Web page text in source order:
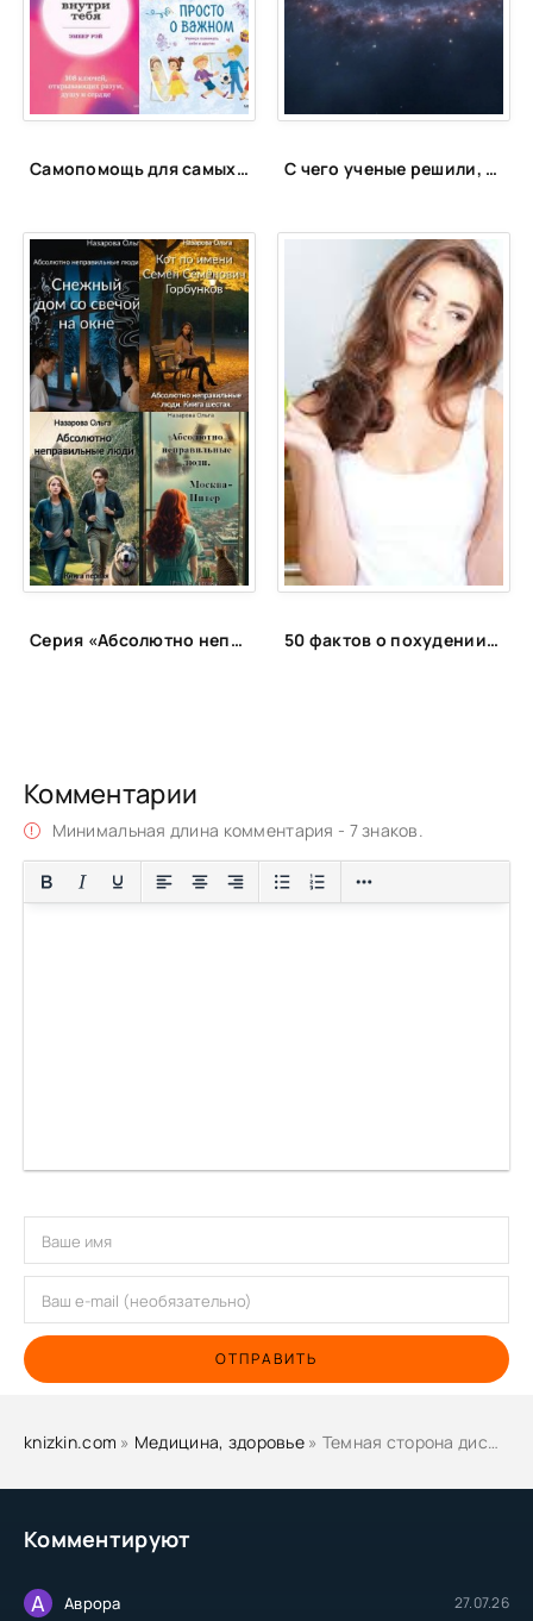
Комментируют
А Аврора 27.07.26
Самопомощь для самых маленьких С чего ученые решили, что существует темная материя? 5 убедительных аргументов
Серия «Абсолютно неправильные люди» 50 фактов о похудении, которые вас удивят
Комментарии
Минимальная длина комментария - 7 знаков.
ОТПРАВИТЬ
knizkin.com » Медицина, здоровье» Темная сторона дисциплины. Секретные методы стабильного результата - Дэниел Вудрам, Крейг Баллантайн